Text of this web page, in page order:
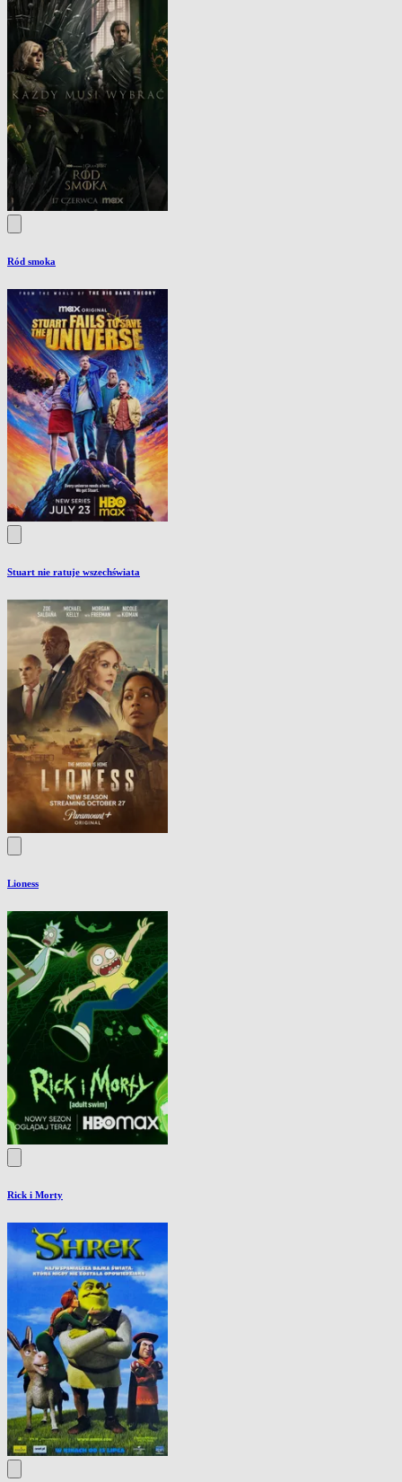
Ród smoka
Stuart nie ratuje wszechświata
Lioness
Rick i Morty